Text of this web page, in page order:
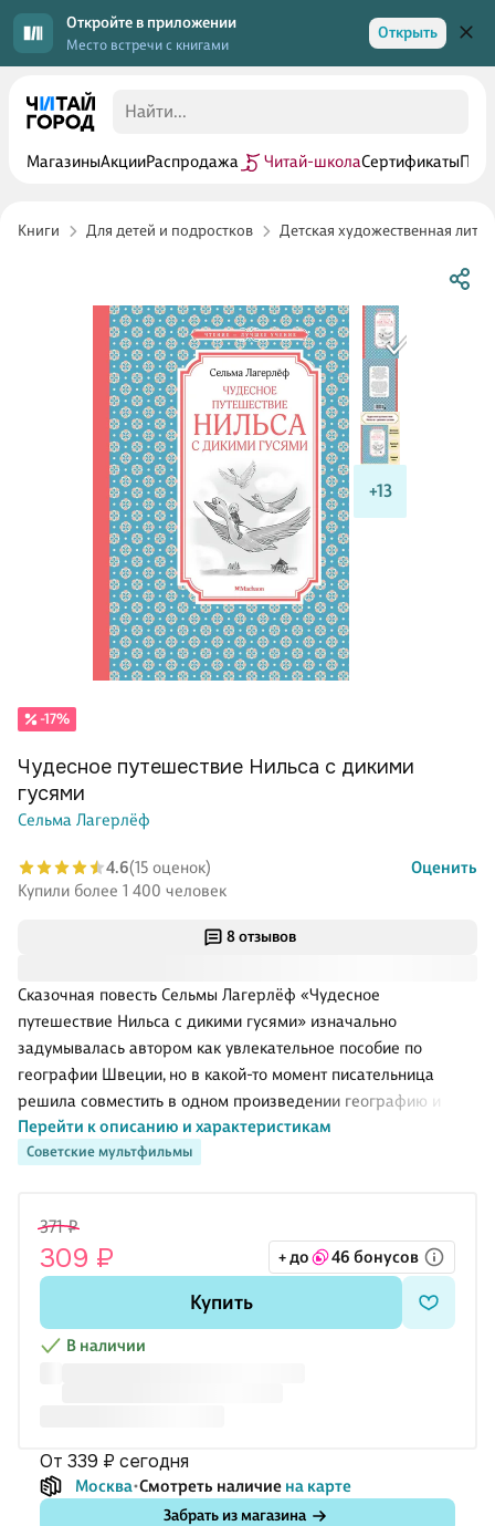
Откройте в приложении
Место встречи с книгами
Открыть
МагазиныАкцииРаспродажа Читай-школаСертификаты
Книги Для детей и подростков Детская художественная
+13
8 отзывов
Советские мультфильмы
Сказочная повесть Сельмы Лагерлёф «Чудесное
путешествие Нильса с дикими гусями» изначально
задумывалась автором как увлекательное пособие по
географии Швеции, но в какой-то момент писательница
решила совместить в одном произведении географию и
сказку. Написанная ярким языком, книга принесла
писательнице большой успех, была переведена на многие
Все произведения в серии «Чтение — лучшее учение»
публикуются в полном объеме без сокращений и адаптации.
Перейти к описанию и характеристикам
-17%
Чудесное путешествие Нильса с дикими
гусями
Сельма Лагерлёф
4.6(15 оценок)
Оценить
Купили более 1 400 человек
371 ₽
309 ₽ + до 46 бонусов
Купить
В наличии
от 339 ₽ сегодня
Москва Смотреть наличие на карте
Забрать из магазина